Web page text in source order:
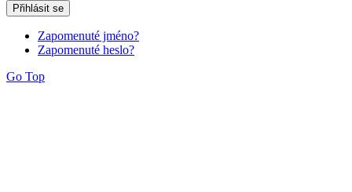
Přihlásit se
Zapomenuté jméno?
Zapomenuté heslo?
Go Top